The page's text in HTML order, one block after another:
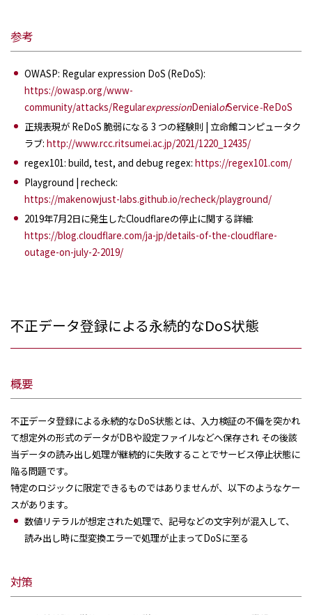
参考
OWASP: Regular expression DoS (ReDoS):
https://owasp.org/www-
community/attacks/RegularexpressionDenialofService-ReDoS
正規表現が ReDoS 脆弱になる 3 つの経験則 | 立命館コンピュータク
ラブ: http://www.rcc.ritsumei.ac.jp/2021/1220_12435/
regex101: build, test, and debug regex: https://regex101.com/
Playground | recheck:
https://makenowjust-labs.github.io/recheck/playground/
2019年7月2日に発生したCloudflareの停止に関する詳細:
https://blog.cloudflare.com/ja-jp/details-of-the-cloudflare-
outage-on-july-2-2019/
不正データ登録による永続的なDoS状態
概要
不正データ登録による永続的なDoS状態とは、入力検証の不備を突かれ
て想定外の形式のデータがDBや設定ファイルなどへ保存され その後該
当データの読み出し処理が継続的に失敗することでサービス停止状態に
陥る問題です。
特定のロジックに限定できるものではありませんが、以下のようなケー
スがあります。
数値リテラルが想定された処理で、記号などの文字列が混入して、
読み出し時に型変換エラーで処理が止まってDoSに至る
対策